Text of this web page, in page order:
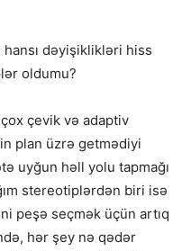
dəyişiklikləri hiss
oldumu?
çevik və adaptiv
plan üzrə getmədiyi
uyğun həll yolu tapmağı
stereotiplərdən biri isə
peşə seçmək üçün artıq
hər şey nə qədər